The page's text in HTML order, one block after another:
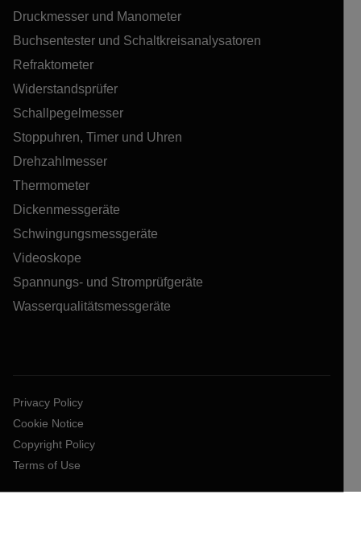
Druckmesser und Manometer
Buchsentester und Schaltkreisanalysatoren
Refraktometer
Widerstandsprüfer
Schallpegelmesser
Stoppuhren, Timer und Uhren
Drehzahlmesser
Thermometer
Dickenmessgeräte
Schwingungsmessgeräte
Videoskope
Spannungs- und Stromprüfgeräte
Wasserqualitätsmessgeräte
Privacy Policy
Cookie Notice
Copyright Policy
Terms of Use